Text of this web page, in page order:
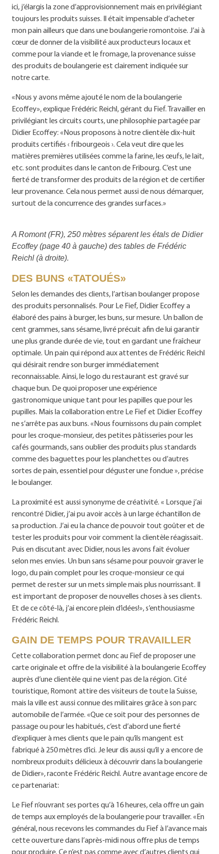
ici, j’élargis la zone d’approvisionnement mais en privilégiant
toujours les produits suisses. Il était impensable d’acheter
mon pain ailleurs que dans une boulangerie romontoise. J’ai à
cœur de donner de la visibilité aux producteurs locaux et
comme pour la viande et le fromage, la provenance suisse
des produits de boulangerie est clairement indiquée sur
notre carte.
«Nous y avons même ajouté le nom de la boulangerie
Ecoffey», explique Frédéric Reichl, gérant du Fief. Travailler en
privilégiant les circuits courts, une philosophie partagée par
Didier Ecoffey: «Nous proposons à notre clientèle dix-huit
produits certifiés ‹ fribourgeois ›. Cela veut dire que les
matières premières utilisées comme la farine, les œufs, le lait,
etc. sont produites dans le canton de Fribourg. C’est une
fierté de transformer des produits de la région et de certifier
leur provenance. Cela nous permet aussi de nous démarquer,
surtout de la concurrence des grandes surfaces.»
A Romont (FR), 250 mètres séparent les étals de Didier
Ecoffey (page 40 à gauche) des tables de Frédéric
Reichl (à droite).
DES BUNS «TATOUÉS»
Selon les demandes des clients, l’artisan boulanger propose
des produits personnalisés. Pour Le Fief, Didier Ecoffey a
élaboré des pains à burger, les buns, sur mesure. Un ballon de
cent grammes, sans sésame, livré précuit afin de lui garantir
une plus grande durée de vie, tout en gardant une fraîcheur
optimale. Un pain qui répond aux attentes de Frédéric Reichl
qui désirait rendre son burger immédiatement
reconnaissable. Ainsi, le logo du restaurant est gravé sur
chaque bun. De quoi proposer une expérience
gastronomique unique tant pour les papilles que pour les
pupilles. Mais la collaboration entre Le Fief et Didier Ecoffey
ne s’arrête pas aux buns. «Nous fournissons du pain complet
pour les croque-monsieur, des petites pâtisseries pour les
cafés gourmands, sans oublier des produits plus standards
comme des baguettes pour les planchettes ou d’autres
sortes de pain, essentiel pour déguster une fondue », précise
le boulanger.
La proximité est aussi synonyme de créativité. « Lorsque j’ai
rencontré Didier, j’ai pu avoir accès à un large échantillon de
sa production. J’ai eu la chance de pouvoir tout goûter et de
tester les produits pour voir comment la clientèle réagissait.
Puis en discutant avec Didier, nous les avons fait évoluer
selon mes envies. Un bun sans sésame pour pouvoir graver le
logo, du pain complet pour les croque-monsieur ce qui
permet de rester sur un mets simple mais plus nourrissant. Il
est important de proposer de nouvelles choses à ses clients.
Et de ce côté-là, j’ai encore plein d’idées!», s’enthousiasme
Frédéric Reichl.
GAIN DE TEMPS POUR TRAVAILLER
Cette collaboration permet donc au Fief de proposer une
carte originale et offre de la visibilité à la boulangerie Ecoffey
auprès d’une clientèle qui ne vient pas de la région. Cité
touristique, Romont attire des visiteurs de toute la Suisse,
mais la ville est aussi connue des militaires grâce à son parc
automobile de l’armée. «Que ce soit pour des personnes de
passage ou pour les habitués, c’est d’abord une fierté
d’expliquer à mes clients que le pain qu’ils mangent est
fabriqué à 250 mètres d’ici. Je leur dis aussi qu’il y a encore de
nombreux produits délicieux à découvrir dans la boulangerie
de Didier», raconte Frédéric Reichl. Autre avantage encore de
ce partenariat:
Le Fief n’ouvrant ses portes qu’à 16 heures, cela offre un gain
de temps aux employés de la boulangerie pour travailler. «En
général, nous recevons les commandes du Fief à l’avance mais
cette ouverture dans l’après-midi nous offre plus de temps
pour produire. Ce n’est pas comme avec d’autres clients qui